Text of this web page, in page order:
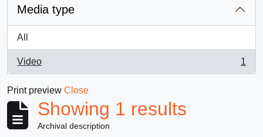
Media type
All
Video
, 1 results
1
Print preview Close
Showing 1 results
Archival description